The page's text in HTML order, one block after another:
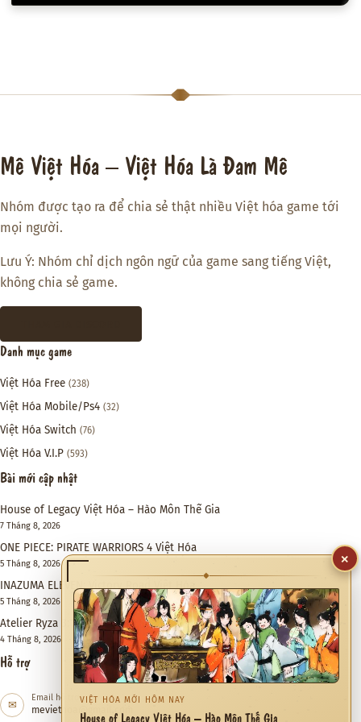
Mê Việt Hóa – Việt Hóa Là Đam Mê
Nhóm được tạo ra để chia sẻ thật nhiều Việt hóa game tới
mọi người.
Lưu Ý: Nhóm chỉ dịch ngôn ngữ của game sang tiếng Việt,
không chia sẻ game.
Danh mục game
Việt Hóa Free (238)
Việt Hóa Mobile/Ps4 (32)
Việt Hóa Switch (76)
Việt Hóa V.I.P (593)
Bài mới cập nhật
House of Legacy Việt Hóa – Hào Môn Thế Gia
7 Tháng 8, 2026
ONE PIECE: PIRATE WARRIORS 4 Việt Hóa
5 Tháng 8, 2026
INAZUMA ELEVEN: Victory Road Việt Hóa
5 Tháng 8, 2026
Atelier Ryza 3: Alchemist of the End & the Secret Key DX Việt Hóa
4 Tháng 8, 2026
Hỗ trợ
✉ Email hỗ trợ
meviethoa@gmail.com
×
◆
VIỆT HÓA MỚI HÔM NAY
House of Legacy Việt Hóa – Hào Môn Thế Gia